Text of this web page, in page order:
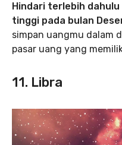
Hindari terlebih
tinggi pada bulan
simpan uangmu dalam
pasar uang yang
11. Libra